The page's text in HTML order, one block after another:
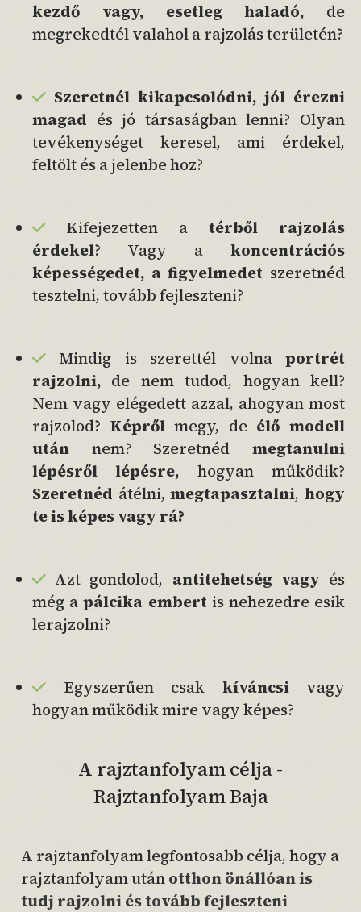
kezdő vagy, esetleg
haladó, de
megrekedtél valahol a rajzolás területén?
Szeretnél kikapcsolódni, jól érezni
magad és jó társaságban lenni? Olyan
tevékenységet keresel, ami érdekel,
feltölt és a jelenbe hoz?
Kifejezetten a térből rajzolás
érdekel? Vagy a koncentrációs
képességedet, a figyelmedet szeretnéd
tesztelni, tovább fejleszteni?
Mindig is szerettél volnaportrét
rajzolni, de nem tudod, hogyan kell?
Nem vagy elégedett azzal, ahogyan most
rajzolod? Képrőlmegy, de élő modell
után nem? Szeretnédmegtanulni
lépésről lépésre, hogyan működik?
Szeretnéd átélni,megtapasztalni,hogy
te is képes vagy rá?
Azt gondolod, antitehetség vagy és
még apálcika embertis nehezedre esik
lerajzolni?
Egyszerűen csak kíváncsi vagy
hogyan működik mire vagy képes?
A rajztanfolyam célja -
Rajztanfolyam Baja
A rajztanfolyam legfontosabb célja, hogy a
rajztanfolyam utánotthon önállóan is
tudj rajzolni és tovább fejleszteni